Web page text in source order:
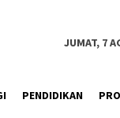
JUMAT, 7
PENDIDIKAN